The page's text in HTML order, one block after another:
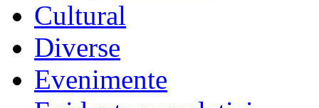
Cultural
Diverse
Evenimente